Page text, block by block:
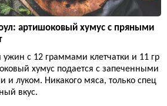
артишоковый хумус с пряными
с 12 граммами клетчатки и 11 гр
хумус подается с запеченными
и луком. Никакого мяса, только спец
вкус.